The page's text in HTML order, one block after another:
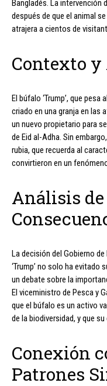
Bangladés. La intervención
después de que el animal
atrajera a cientos de
Contexto
El búfalo ‘Trump’, que
criado en una granja en las
un nuevo propietario para
de Eid al-Adha. Sin
rubia, que recuerda al
convirtieron en un
Análisis
La decisión del Gobierno
‘Trump’ no solo ha evitado
un debate sobre la
El viceministro de Pesca y
que el búfalo es un activo
de la biodiversidad, y que
Conexión
Patrones